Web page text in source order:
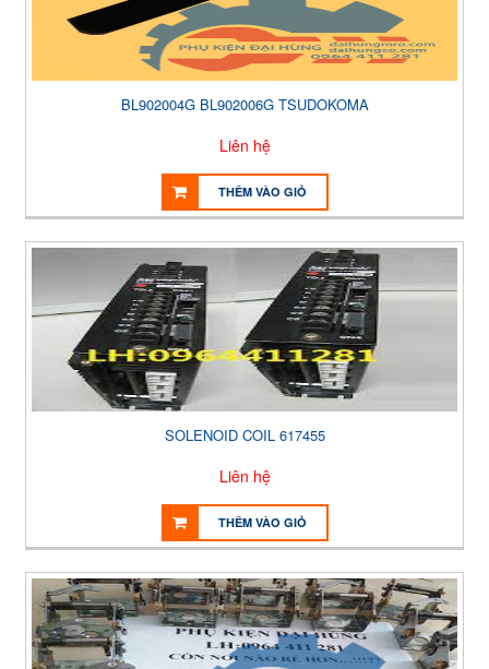
BL902004G BL902006G TSUDOKOMA
Liên hệ
THÊM VÀO GIỎ
SOLENOID COIL 617455
Liên hệ
THÊM VÀO GIỎ